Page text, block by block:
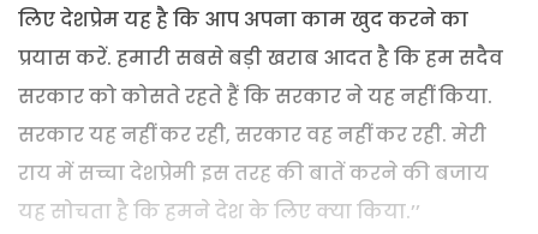
लिए देशप्रेम यह है कि आप अपना काम खुद करने का
प्रयास करें. हमारी सबसे बड़ी खराब आदत है कि हम सदैव
सरकार को कोसते रहते हैं कि सरकार ने यह नहीं किया.
सरकार यह नहीं कर रही, सरकार वह नहीं कर रही. मेरी
राय में सच्चा देशप्रेमी इस तरह की बातें करने की बजाय
यह सोचता है कि हमने देश के लिए क्या किया.’’